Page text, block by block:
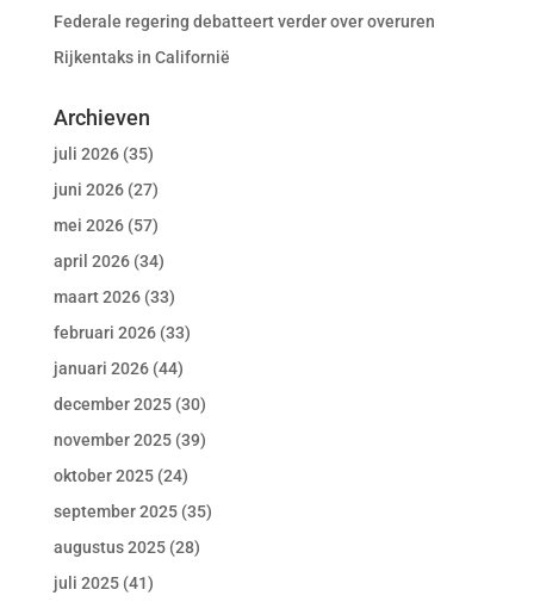
Federale regering debatteert verder over overuren
Rijkentaks in Californië
Archieven
juli 2026(35)
juni 2026(27)
mei 2026(57)
april 2026(34)
maart 2026(33)
februari 2026(33)
januari 2026(44)
december 2025(30)
november 2025(39)
oktober 2025(24)
september 2025(35)
augustus 2025(28)
juli 2025(41)